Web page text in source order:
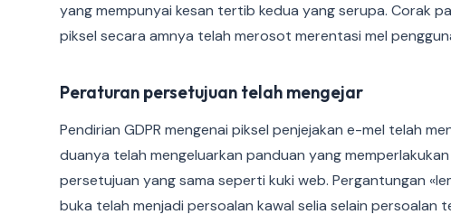
yang mempunyai kesan tertib kedua yang serupa. Corak
piksel secara amnya telah merosot merentasi mel
Peraturan persetujuan telah mengejar
Pendirian GDPR mengenai piksel penjejakan e-mel telah
duanya telah mengeluarkan panduan yang
persetujuan yang sama seperti kuki web. Pergantungan
buka telah menjadi persoalan kawal selia selain persoalan